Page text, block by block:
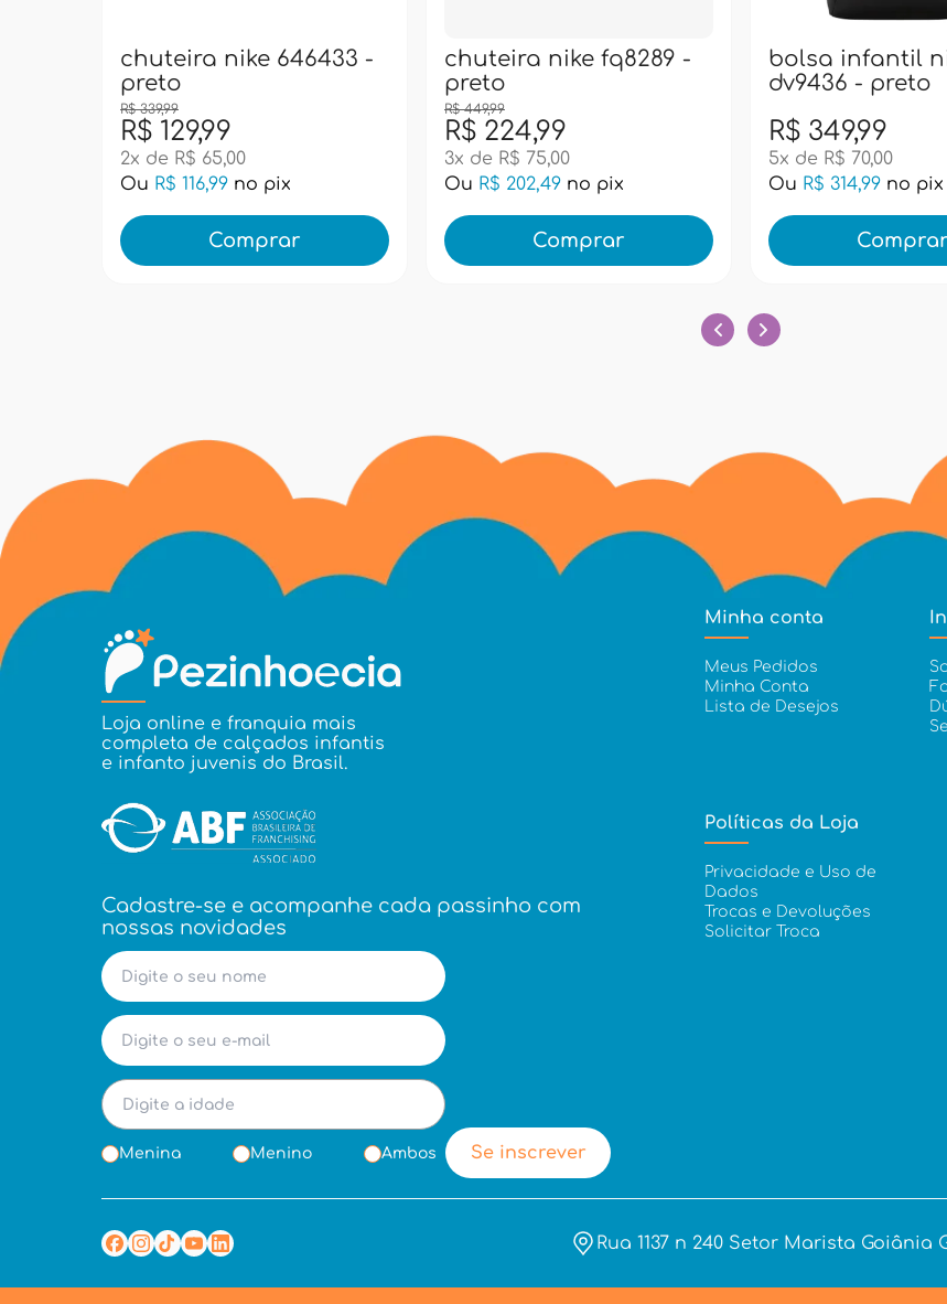
chuteira nike 646433 -
preto
R$ 129,99
R$ 339,99
2x de R$ 65,00
Ou R$ 116,99 no pix
Comprar
chuteira nike fq8289 -
preto
R$ 224,99
R$ 449,99
3x de R$ 75,00
Ou R$ 202,49 no pix
Comprar
bolsa infantil
dv9436 - preto
R$ 349,99
5x de R$ 70,00
Ou R$ 314,99 no pix
Comprar
Loja online e franquia mais
completa de calçados infantis
e infanto juvenis do Brasil.
Cadastre-se e acompanhe cada passinho com
nossas novidades
Menina Menino Ambos Se inscrever
Minha conta
Meus Pedidos
Minha Conta
Lista de Desejos
Políticas da Loja
Privacidade e Uso de
Dados
Trocas e Devoluções
Solicitar Troca
Rua 1137 n 240 Setor Marista Goiânia